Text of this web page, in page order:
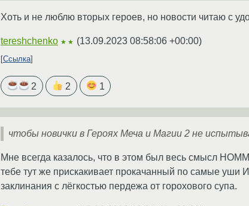
Хоть и не люблю вторых героев, но новости читаю с
tereshchenko ★★ (13.09.2023 08:58:06 +00:00)
Ссылка
2 2 1
чтобы новички в Героях Меча и Магии 2 не
Мне всегда казалось, что в этом был весь смысл
тебе тут же прискакивает прокачанный по самые уши
заклинания с лёгкостью пердежа от горохового супа.